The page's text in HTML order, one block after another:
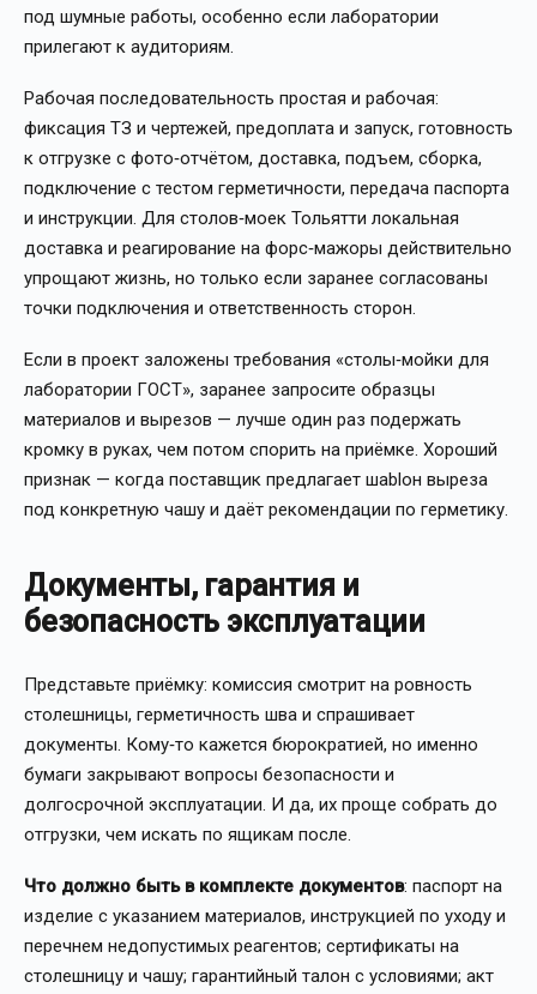
под шумные работы, особенно если лаборатории
прилегают к аудиториям.
Рабочая последовательность простая и рабочая:
фиксация ТЗ и чертежей, предоплата и запуск, готовность
к отгрузке с фото‑отчётом, доставка, подъем, сборка,
подключение с тестом герметичности, передача паспорта
и инструкции. Для столов‑моек Тольятти локальная
доставка и реагирование на форс‑мажоры действительно
упрощают жизнь, но только если заранее согласованы
точки подключения и ответственность сторон.
Если в проект заложены требования «столы‑мойки для
лаборатории ГОСТ», заранее запросите образцы
материалов и вырезов — лучше один раз подержать
кромку в руках, чем потом спорить на приёмке. Хороший
признак — когда поставщик предлагает шablон выреза
под конкретную чашу и даёт рекомендации по герметику.
Документы, гарантия и
безопасность эксплуатации
Представьте приёмку: комиссия смотрит на ровность
столешницы, герметичность шва и спрашивает
документы. Кому‑то кажется бюрократией, но именно
бумаги закрывают вопросы безопасности и
долгосрочной эксплуатации. И да, их проще собрать до
отгрузки, чем искать по ящикам после.
Что должно быть в комплекте документов: паспорт на
изделие с указанием материалов, инструкцией по уходу и
перечнем недопустимых реагентов; сертификаты на
столешницу и чашу; гарантийный талон с условиями; акт